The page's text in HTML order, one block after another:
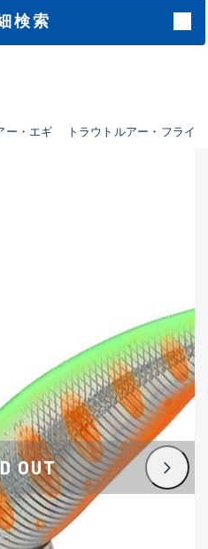
検索
ー・エギ トラウトルアー・フライ
この条件で検索する
C-
かなり使用感があり、全体的に
目立つ傷が多い品
D
著しく状態が悪いが使用はでき
るもの、改造品も含む
※ルアー、エギ、雑品、その他につきましては
OUT